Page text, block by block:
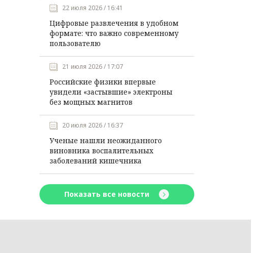
22 июля 2026 / 16:41
Цифровые развлечения в удобном
формате: что важно современному
пользователю
21 июля 2026 / 17:07
Российские физики впервые
увидели «застывшие» электроны
без мощных магнитов
20 июля 2026 / 16:37
Ученые нашли неожиданного
виновника воспалительных
заболеваний кишечника
Показать все новости